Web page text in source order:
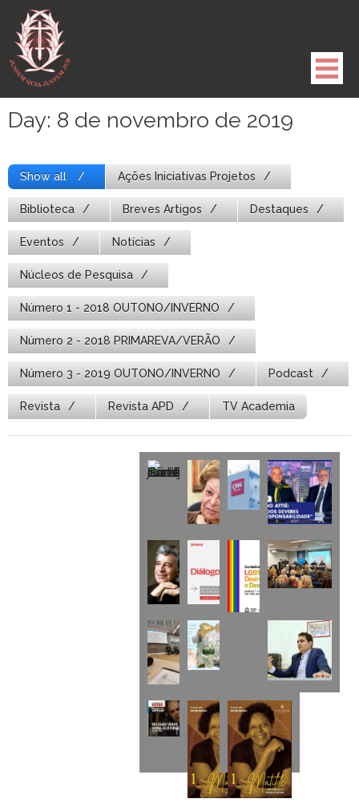
para
conteúdo
Day: 8 de novembro de 2019
Show all Ações Iniciativas Projetos
Biblioteca Breves Artigos Destaques
Eventos Notícias
Núcleos de Pesquisa
Número 1 - 2018 OUTONO/INVERNO
Número 2 - 2018 PRIMAREVA/VERÃO
Número 3 - 2019 OUTONO/INVERNO Podcast
Revista Revista APD TV Academia